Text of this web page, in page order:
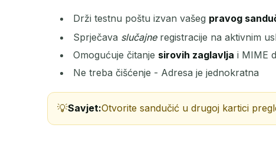
POŠILJATELJ
Drži testnu poštu izvan vašeg pravog
Sprječava slučajneregistracije na aktivnim
Omogućuje čitanje sirovih zaglavlja i MIME
Ne treba čišćenje - Adresa je jednokratna
Savjet:Otvorite sandučić u drugoj kartici